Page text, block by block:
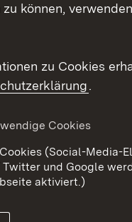
Impressum
können,
zu Cookies
.
Cookies
(Social-Media-
Twitter und Google
aktiviert.)